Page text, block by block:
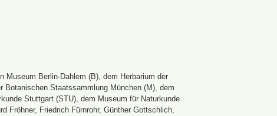
Museum Berlin-Dahlem (B), dem Herbarium der
Botanischen Staatssammlung München (M), dem
Stuttgart (STU), dem Museum für Naturkunde
Fröhner, Friedrich Fürnrohr, Günther Gottschlich,